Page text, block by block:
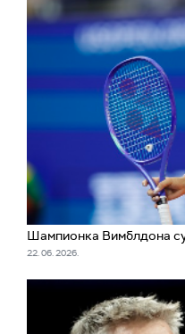
Шампионка Вимблдона
22. 06. 2026.